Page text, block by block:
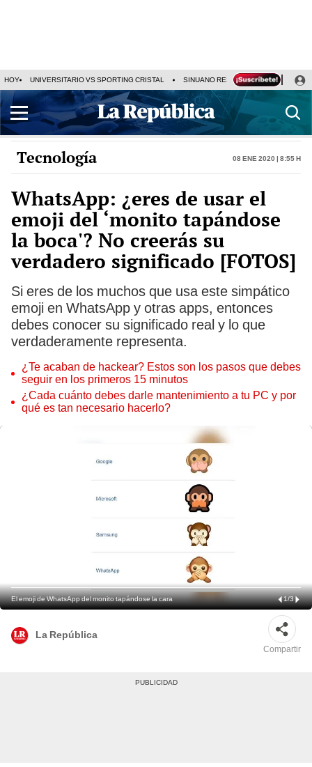
HOY UNIVERSITARIO VS SPORTING CRISTAL SINUANO RESULTADOS HOY
Tecnología 08 Ene 2020 | 8:55 h
WhatsApp: ¿eres de usar el
emoji del ‘monito tapándose
la boca'? No creerás su
verdadero significado [FOTOS]
Si eres de los muchos que usa este simpático
emoji en WhatsApp y otras apps, entonces
debes conocer su significado real y lo que
verdaderamente representa.
¿Te acaban de hackear? Estos son los pasos que debes
seguir en los primeros 15 minutos
¿Cada cuánto debes darle mantenimiento a tu PC y por
qué es tan necesario hacerlo?
El emoji de WhatsApp del monito tapándose la cara 1/3
La República
Compartir